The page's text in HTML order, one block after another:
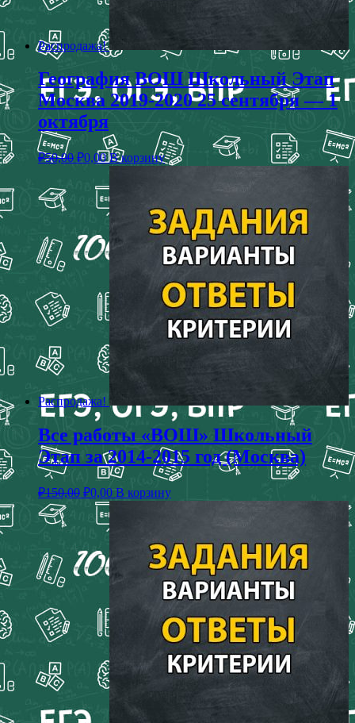
Распродажа!
География ВОШ Школьный Этап
Москва 2019-2020 25 сентября — 1
октября
₽50,00 ₽0,00 В корзину
Распродажа!
Все работы «ВОШ» Школьный
Этап за 2014-2015 год (Москва)
₽150,00 ₽0,00 В корзину